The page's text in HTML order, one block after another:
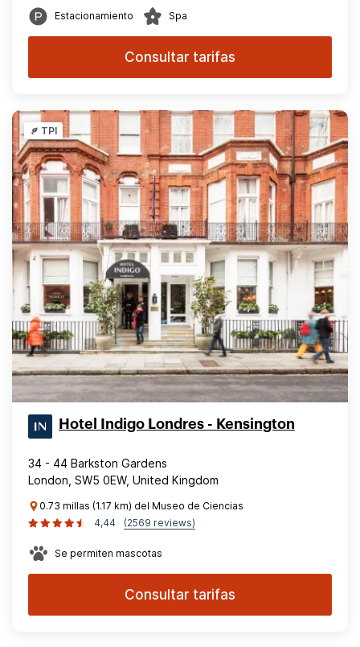
Estacionamiento Spa
Consultar tarifas
TPI
Hotel Indigo Londres - Kensington
34 - 44 Barkston Gardens
London, SW5 0EW, United Kingdom
0.73 millas (1.17 km) del Museo de Ciencias
4,44
(2569 reviews)
Se permiten mascotas
Consultar tarifas